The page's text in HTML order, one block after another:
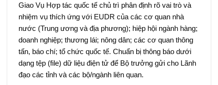
Giao Vụ Hợp tác quốc tế chủ trì phân định rõ vai trò và
nhiệm vụ thích ứng với EUDR của các cơ quan nhà
nước (Trung ương và địa phương); hiệp hội ngành hàng;
doanh nghiệp; thương lái; nông dân; các cơ quan thông
tấn, báo chí; tổ chức quốc tế. Chuẩn bị thông báo dưới
dạng tệp (file) dữ liệu điện tử để Bộ trưởng gửi cho Lãnh
đạo các tỉnh và các bộ/ngành liên quan.